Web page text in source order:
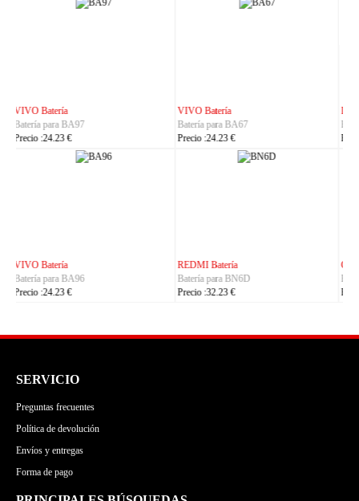
IHUNT Batería
Batería para Titan-P13000
Precio :30.23 €
HUACE Batería
Batería para LT60
Precio :42.23 €
CUBOT Batería
Batería para C35
Precio :24.23 €
PHILIPS Batería
Batería para S7105
Precio :24.23 €
SERVICIO
Preguntas frecuentes
Política de devolución
Envíos y entregas
Forma de pago